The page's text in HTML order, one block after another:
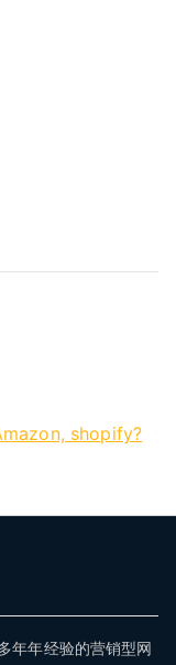
shopify?
年年经验的营销型网